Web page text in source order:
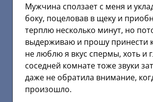
Мужчина сползает с меня и
боку, поцеловав в щеку и
терплю несколько минут, но
выдерживаю и прошу принести
не люблю я вкус спермы, хоть и
соседней комнате тоже звуки
даже не обратила внимание,
произошло.